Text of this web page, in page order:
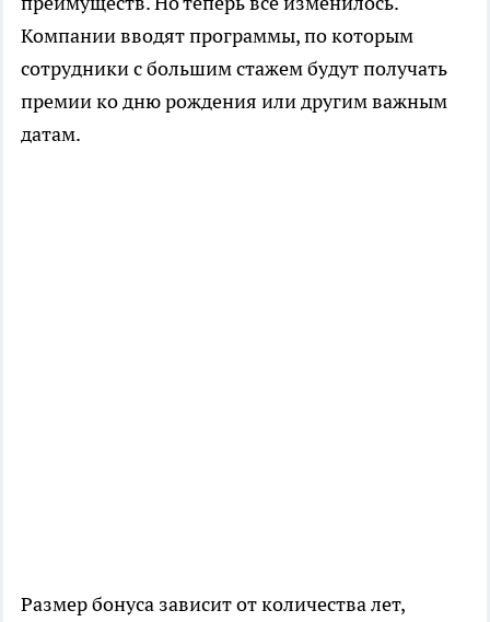
Компании вводят программы, по которым
сотрудники с большим стажем будут получать
премии ко дню рождения или другим важным
датам.
Размер бонуса зависит от количества лет,